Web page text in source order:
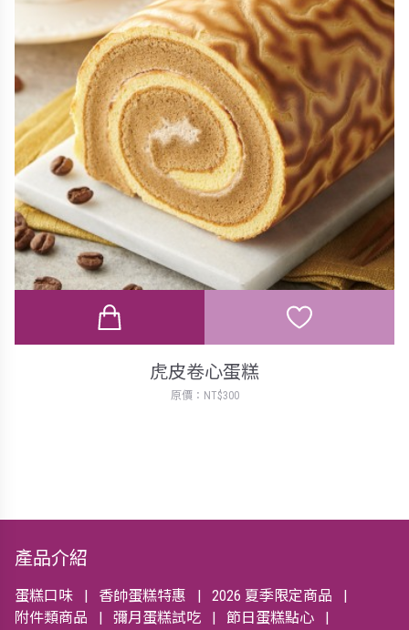
虎皮卷心蛋糕
原價：NT$300
產品介紹
蛋糕口味 香帥蛋糕特惠
2026 夏季限定商品
附件類商品
彌月蛋糕試吃
節日蛋糕點心